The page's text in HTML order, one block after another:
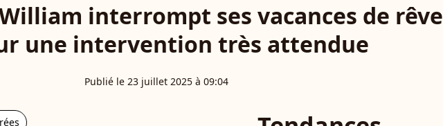
interrompt ses vacances de rêve
une intervention très attendue
Publié le 23 juillet 2025 à 09:04